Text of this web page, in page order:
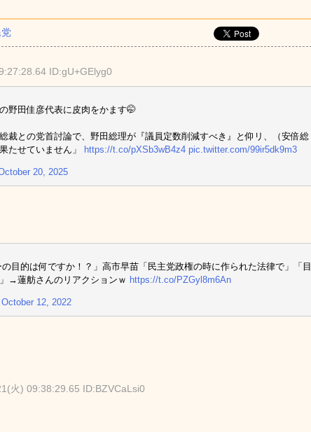
党
ID:gU+GElyg0
野田佳彦代表に皮肉をかます🤭
裁との党首討論で、野田総理が『議員定数削減すべき』と仰リ、（安倍総
たせていません」 https://t.co/pXSb3wB4z4 pic.twitter.com/99ir5dk9m3
20, 2025
目的は何ですか！？」高市早苗「民主党政権の時に作られた法律で」「目
→蓮舫さんのリアクションｗ https://t.co/PZGyl8m6An
October 12, 2022
火) 09:38:29.65 ID:BZVCaLsi0